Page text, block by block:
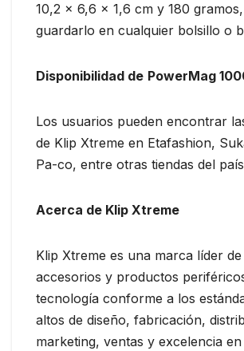
10,2 x 6,6 x 1,6 cm y 180
guardarlo en cualquier bolsillo o
Disponibilidad de PowerMag
Los usuarios pueden encontrar
de Klip Xtreme en Etafashion,
Pa-co, entre otras tiendas del
Acerca de Klip Xtreme
Klip Xtreme es una marca líder
accesorios y productos
tecnología conforme a los
altos de diseño, fabricación,
marketing, ventas y excelencia